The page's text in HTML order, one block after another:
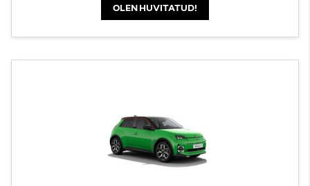
OLEN HUVITATUD!